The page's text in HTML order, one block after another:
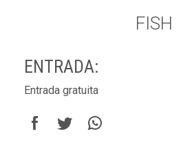
FISH
ENTRADA:
Entrada gratuita